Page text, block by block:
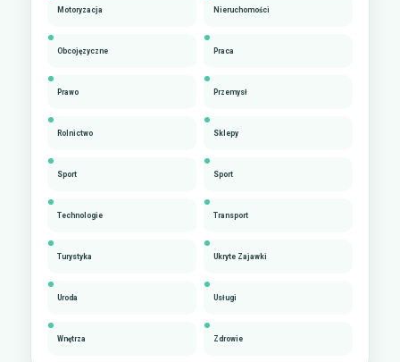
Motoryzacja Nieruchomości
Obcojęzyczne Praca
Prawo Przemysł
Rolnictwo Sklepy
Sport Sport
Technologie Transport
Turystyka Ukryte Zajawki
Uroda Usługi
Wnętrza Zdrowie